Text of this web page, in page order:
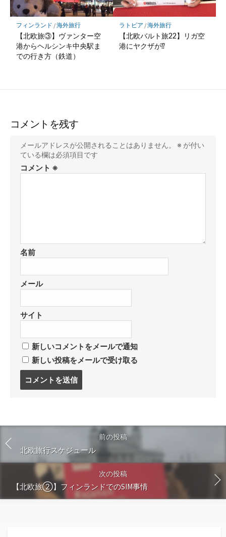
フィンランド /海外旅行
【北欧旅③】ヴァンター空
港からヘルシンキ中央駅ま
での行き方（鉄道）
ラトビア /海外旅行
【北欧バルト旅22】リガ空
港にヤクザが⁉︎
コメントを残す
メールアドレスが公開されることはありません。 ※ が付い
ている欄は必須項目です
コメント ※
名前
メール
サイト
新しいコメントをメールで通知
新しい投稿をメールで受け取る
る
前の投稿
北欧旅行スケジュール
次の投稿
【北欧旅②】フィンランドでのSIM事情